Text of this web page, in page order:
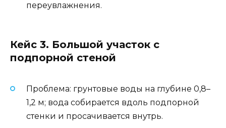
переувлажнения.
Кейс 3. Большой участок с
подпорной стеной
Проблема: грунтовые воды на глубине 0,8–
1,2 м; вода собирается вдоль подпорной
стенки и просачивается внутрь.